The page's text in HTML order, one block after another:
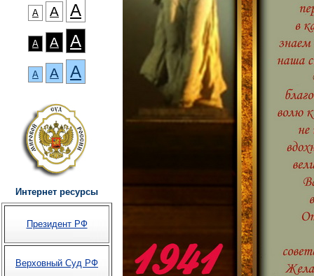
А А А
А А А
А А А
Интернет ресурсы
Президент РФ
Верховный Суд РФ